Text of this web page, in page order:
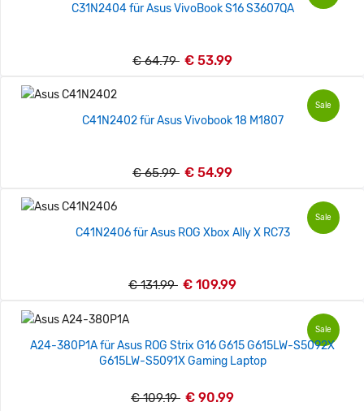
C31N2404 für Asus VivoBook S16 S3607QA
€ 64.79 € 53.99
Sale
C41N2402 für Asus Vivobook 18 M1807
€ 65.99 € 54.99
Sale
C41N2406 für Asus ROG Xbox Ally X RC73
€ 131.99 € 109.99
Sale
A24-380P1A für Asus ROG Strix G16 G615 G615LW-S5092X
G615LW-S5091X Gaming Laptop
€ 109.19 € 90.99